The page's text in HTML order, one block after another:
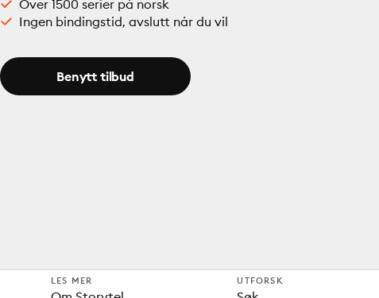
Over 1500 serier på norsk
Ingen bindingstid, avslutt når du vil
Benytt tilbud
LES MER UTFORSK